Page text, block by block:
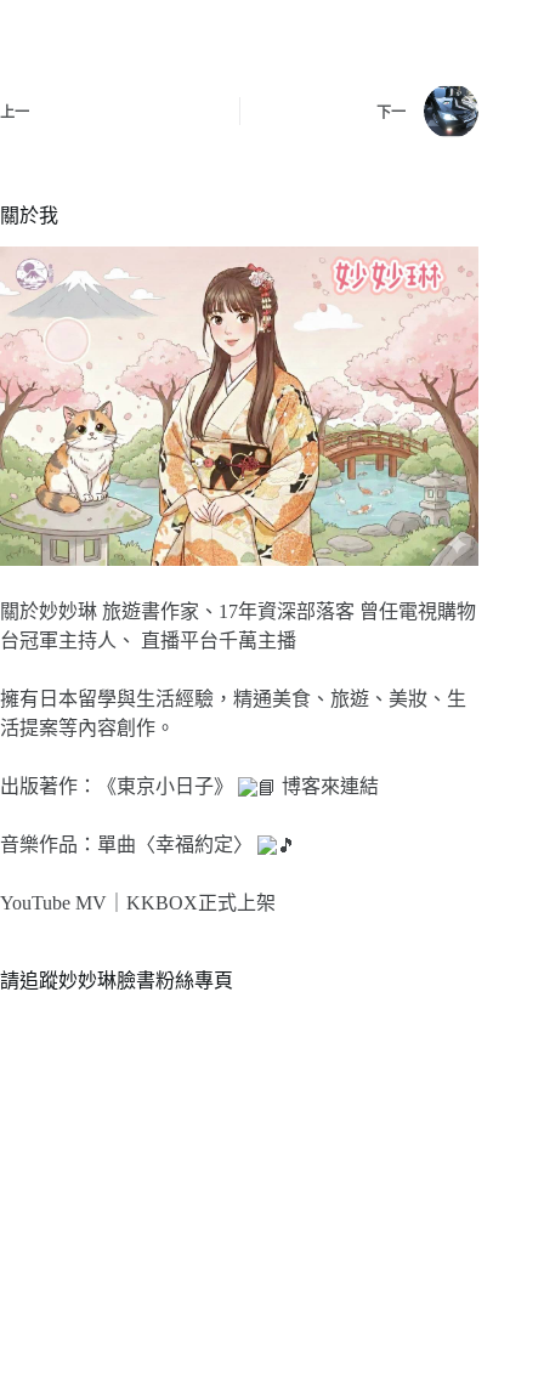
上一 下一
關於我
關於妙妙琳 旅遊書作家、17年資深部落客 曾任電視購物
台冠軍主持人、 直播平台千萬主播
擁有日本留學與生活經驗，精通美食、旅遊、美妝、生
活提案等內容創作。
出版著作：《東京小日子》 博客來連結
音樂作品：單曲〈幸福約定〉
YouTube MV｜ KKBOX正式上架
請追蹤妙妙琳臉書粉絲專頁